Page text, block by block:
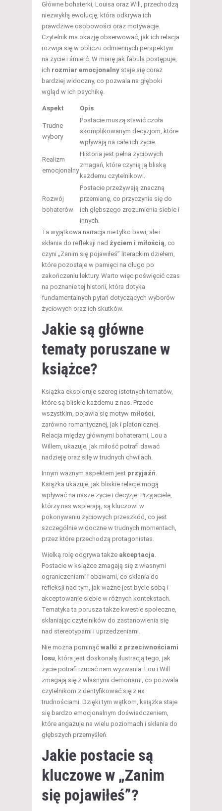
Główne bohaterki, Louisa oraz Will, przechodzą
niezwykłą ewolucję, która odkrywa ich
prawdziwe osobowości oraz motywacje.
Czytelnik ma okazję obserwować, jak ich relacja
rozwija się w obliczu odmiennych perspektyw
na życie i śmierć. W miarę jak fabuła postępuje,
ich rozmiar emocjonalny staje się coraz
bardziej widoczny, co pozwala na głęboki
wgląd w ich psychikę.
Aspekt Opis
Trudne
wybory
Postacie muszą stawić czoła
skomplikowanym decyzjom, które
wpływają na całe ich życie.
Realizm
emocjonalny
Historia jest pełna życiowych
zmagań, które czynią ją bliską
każdemu czytelnikowi.
Rozwój
bohaterów
Postacie przeżywają znaczną
przemianę, co przyczynia się do
ich głębszego zrozumienia siebie i
innych.
Ta wyjątkowa narracja nie tylko bawi, ale i
skłania do refleksji nad życiem i miłością, co
czyni „Zanim się pojawiłeś” literackim dziełem,
które pozostaje w pamięci na długo po
zakończeniu lektury. Warto więc poświęcić czas
na poznanie tej historii, która dotyka
fundamentalnych pytań dotyczących wyborów
życiowych oraz ich skutków.
Jakie są główne
tematy poruszane w
książce?
Książka eksploruje szereg istotnych tematów,
które są bliskie każdemu z nas. Przede
wszystkim, pojawia się motyw miłości,
zarówno romantycznej, jak i platonicznej.
Relacja między głównymi bohaterami, Lou a
Willem, ukazuje, jak miłość potrafi dawać
nadzieję oraz siłę w trudnych chwilach.
Innym ważnym aspektem jest przyjaźń.
Książka ukazuje, jak bliskie relacje mogą
wpływać na nasze życie i decyzje. Przyjaciele,
którzy nas wspierają, są kluczowi w
pokonywaniu życiowych przeszkód, co jest
szczególnie widoczne w trudnych momentach,
przez które przechodzą protagonistas.
Wielką rolę odgrywa także akceptacja.
Postacie w książce zmagają się z własnymi
ograniczeniami i obawami, co skłania do
refleksji nad tym, jak ważne jest bycie sobą i
akceptowanie siebie w różnych kontekstach.
Tematyka ta porusza także kwestie społeczne,
skłaniając czytelników do zastanowienia się
nad stereotypami i uprzedzeniami.
Nie można pominąć walki z przeciwnościami
losu, która jest doskonałą ilustracją tego, jak
życie potrafi rzucać nam wyzwania. Lou i Will
zmagają się z własnymi demonami, co pozwala
czytelnikom zidentyfikować się z их
trudnościami. Dzięki tym wątkom, książka staje
się bardzo emocjonalnym doświadczeniem,
które angażuje na wielu poziomach i skłania do
głębszych przemyśleń.
Jakie postacie są
kluczowe w „Zanim
się pojawiłeś”?